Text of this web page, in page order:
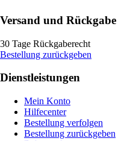
Versand und Rückgabe
30 Tage Rückgaberecht
Bestellung zurückgeben
Dienstleistungen
Mein Konto
Hilfecenter
Bestellung verfolgen
Bestellung zurückgeben